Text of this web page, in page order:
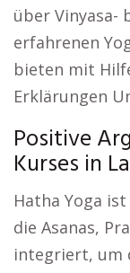
über Vinyasa-
erfahrenen
bieten mit
Erklärungen
Positive
Kurses in
Hatha Yoga
die Asanas,
integriert, um